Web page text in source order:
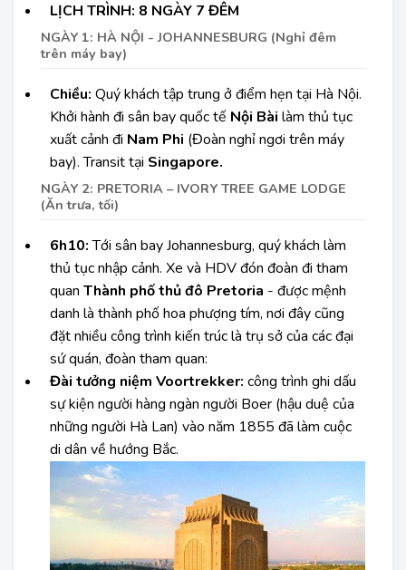
LỊCH TRÌNH: 8 NGÀY 7 ĐÊM
NGÀY 1: HÀ NỘI - JOHANNESBURG (Nghỉ đêm
trên máy bay)
Chiều: Quý khách tập trung ở điểm hẹn tại Hà Nội.
Khởi hành đi sân bay quốc tế Nội Bài làm thủ tục
xuất cảnh đi Nam Phi (Đoàn nghỉ ngơi trên máy
bay). Transit tại Singapore.
NGÀY 2: PRETORIA – IVORY TREE GAME LODGE
(Ăn trưa, tối)
6h10:Tới sân bay Johannesburg, quý khách làm
thủ tục nhập cảnh. Xe và HDV đón đoàn đi tham
quan Thành phố thủ đô Pretoria - được mệnh
danh là thành phố hoa phượng tím, nơi đây cũng
đặt nhiều công trình kiến trúc là trụ sở của các đại
sứ quán, đoàn tham quan:
Đài tưởng niệm Voortrekker: công trình ghi dấu
sự kiện người hàng ngàn người Boer (hậu duệ của
những người Hà Lan) vào năm 1855 đã làm cuộc
di dân về hướng Bắc.